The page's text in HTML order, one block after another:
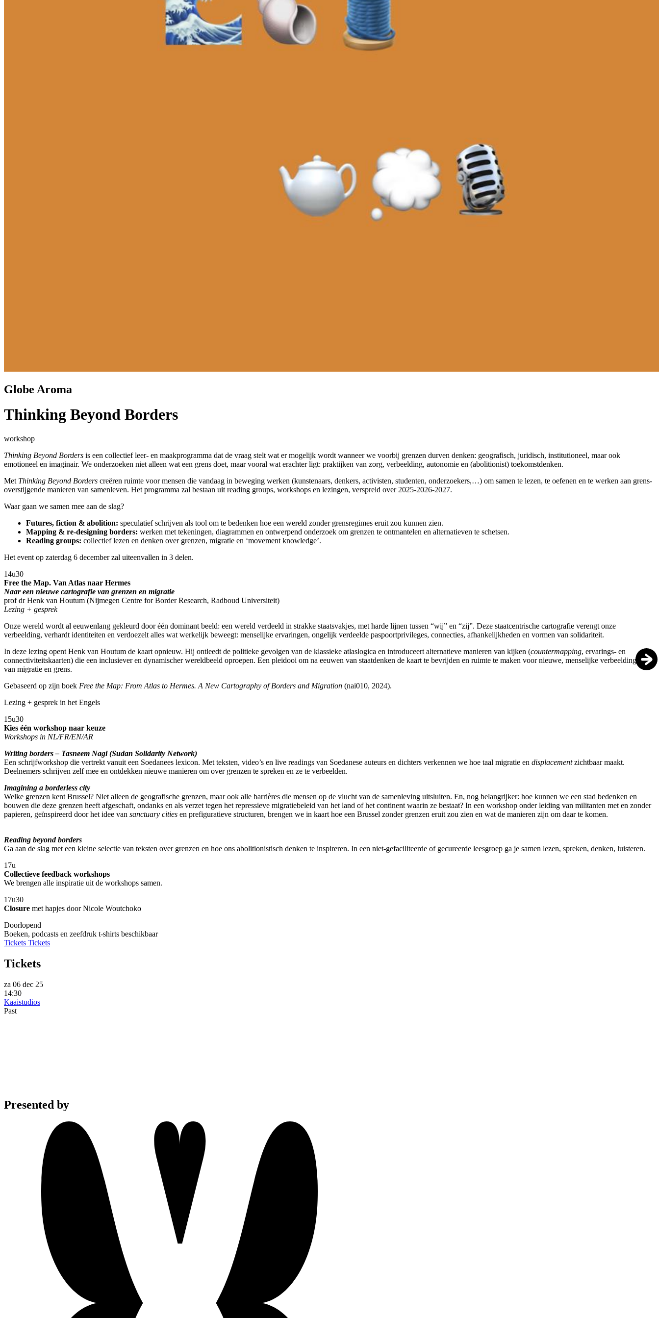
Globe Aroma
Thinking Beyond Borders
workshop
Thinking Beyond Borders is een collectief leer- en maakprogramma dat de vraag stelt wat er mogelijk wordt wanneer we voorbij grenzen durven denken: geografisch, juridisch, institutioneel, maar ook
emotioneel en imaginair. We onderzoeken niet alleen wat een grens doet, maar vooral wat erachter ligt: praktijken van zorg, verbeelding, autonomie en (abolitionist) toekomstdenken.
Met Thinking Beyond Borders creëren ruimte voor mensen die vandaag in beweging werken (kunstenaars, denkers, activisten, studenten, onderzoekers,…) om samen te lezen, te oefenen en te werken aan grens-
overstijgende manieren van samenleven. Het programma zal bestaan uit reading groups, workshops en lezingen, verspreid over 2025-2026-2027.
Waar gaan we samen mee aan de slag?
Futures, fiction & abolition: speculatief schrijven als tool om te bedenken hoe een wereld zonder grensregimes eruit zou kunnen zien.
Mapping & re-designing borders: werken met tekeningen, diagrammen en ontwerpend onderzoek om grenzen te ontmantelen en alternatieven te schetsen.
Reading groups: collectief lezen en denken over grenzen, migratie en ‘movement knowledge’.
Het event op zaterdag 6 december zal uiteenvallen in 3 delen.
14u30
Free the Map. Van Atlas naar Hermes
Naar een nieuwe cartografie van grenzen en migratie
prof dr Henk van Houtum (Nijmegen Centre for Border Research, Radboud Universiteit)
Lezing + gesprek
Onze wereld wordt al eeuwenlang gekleurd door één dominant beeld: een wereld verdeeld in strakke staatsvakjes, met harde lijnen tussen “wij” en “zij”. Deze staat­centrische cartografie verengt onze
verbeelding, verhardt identiteiten en verdoezelt alles wat werkelijk beweegt: menselijke ervaringen, ongelijk verdeelde paspoortprivileges, connecties, afhankelijkheden en vormen van solidariteit.
In deze lezing opent Henk van Houtum de kaart opnieuw. Hij ontleedt de politieke gevolgen van de klassieke atlaslogica en introduceert alternatieve manieren van kijken (countermapping, ervarings- en
connectiviteitskaarten) die een inclusiever en dynamischer wereldbeeld oproepen. Een pleidooi om na eeuwen van staatdenken de kaart te bevrijden en ruimte te maken voor nieuwe, menselijke verbeeldingen
van migratie en grens.
Gebaseerd op zijn boek Free the Map: From Atlas to Hermes. A New Cartography of Borders and Migration (nai010, 2024).
Lezing + gesprek in het Engels
15u30
Kies één workshop naar keuze
Workshops in NL/FR/EN/AR
Writing borders – Tasneem Nagi (Sudan Solidarity Network)
Een schrijfworkshop die vertrekt vanuit een Soedanees lexicon. Met teksten, video’s en live readings van Soedanese auteurs en dichters verkennen we hoe taal migratie en displacementzichtbaar maakt.
Deelnemers schrijven zelf mee en ontdekken nieuwe manieren om over grenzen te spreken en ze te verbeelden.
Imagining a borderless city
Welke grenzen kent Brussel? Niet alleen de geografische grenzen, maar ook alle barrières die mensen op de vlucht van de samenleving uitsluiten. En, nog belangrijker: hoe kunnen we een stad bedenken en
bouwen die deze grenzen heeft afgeschaft, ondanks en als verzet tegen het repressieve migratiebeleid van het land of het continent waarin ze bestaat? In een workshop onder leiding van militanten met en zonder
papieren, geïnspireerd door het idee van sanctuary cities en prefiguratieve structuren, brengen we in kaart hoe een Brussel zonder grenzen eruit zou zien en wat de manieren zijn om daar te komen.
Reading beyond borders
Ga aan de slag met een kleine selectie van teksten over grenzen en hoe ons abolitionistisch denken te inspireren. In een niet-gefaciliteerde of gecureerde leesgroep ga je samen lezen, spreken, denken, luisteren.
17u
Collectieve feedback workshops
We brengen alle inspiratie uit de workshops samen.
17u30
Closure met hapjes door Nicole Woutchoko
Doorlopend
Boeken, podcasts en zeefdruk t-shirts beschikbaar
Tickets Tickets
Tickets
za 06 dec 25
14:30
Kaaistudios
Past
Presented by